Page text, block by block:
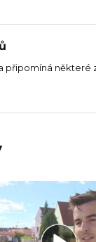
připomíná některé